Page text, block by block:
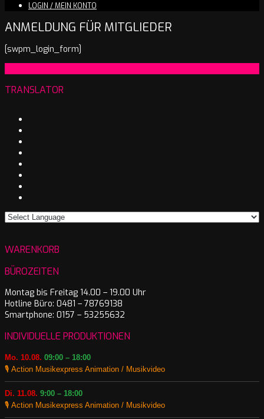
LOGIN / MEIN KONTO
ANMELDUNG FÜR MITGLIEDER
[swpm_login_form]
19
TRANSLATOR
WARENKORB
BÜROZEITEN
Montag bis Freitag 14.00 – 19.00 Uhr
Hotline Büro: 0481 – 78769138
Smartphone: 0157 – 53255632
INDIVIDUELLE PRODUKTIONEN
Mo. 10.08. 09:00 – 18:00
🎙️ Action Musikexpress Animation / Musikvideo
Di. 11.08. 9:00 – 18:00
🎙️ Action Musikexpress Animation / Musikvideo